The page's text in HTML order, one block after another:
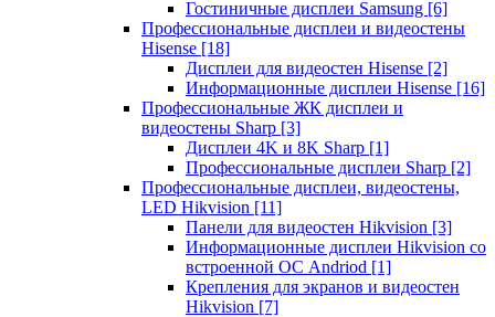
Гостиничные дисплеи Samsung [6]
Профессиональные дисплеи и видеостены
Hisense [18]
Дисплеи для видеостен Hisense [2]
Информационные дисплеи Hisense [16]
Профессиональные ЖК дисплеи и
видеостены Sharp [3]
Дисплеи 4K и 8K Sharp [1]
Профессиональные дисплеи Sharp [2]
Профессиональные дисплеи, видеостены,
LED Hikvision [11]
Панели для видеостен Hikvision [3]
Информационные дисплеи Hikvision со
встроенной ОС Andriod [1]
Крепления для экранов и видеостен
Hikvision [7]